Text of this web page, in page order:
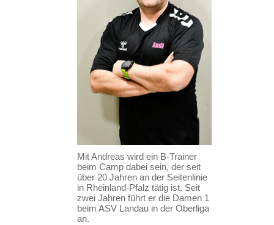
Mit Andreas wird ein B-Trainer
beim Camp dabei sein, der seit
über 20 Jahren an der Seitenlinie
in Rheinland-Pfalz tätig ist. Seit
zwei Jahren führt er die Damen 1
beim ASV Landau in der Oberliga
an.